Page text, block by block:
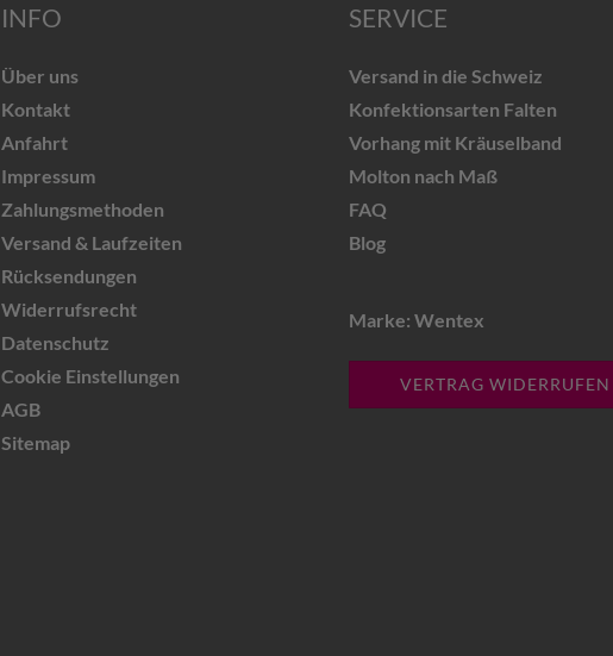
INFO
Über uns
Kontakt
Anfahrt
Impressum
Zahlungsmethoden
Versand & Laufzeiten
Rücksendungen
Widerrufsrecht
Datenschutz
Cookie Einstellungen
AGB
Sitemap
SERVICE
Versand in die Schweiz
Konfektionsarten Falten
Vorhang mit Kräuselband
Molton nach Maß
FAQ
Blog
Marke: Wentex
VERTRAG WIDERRUFEN